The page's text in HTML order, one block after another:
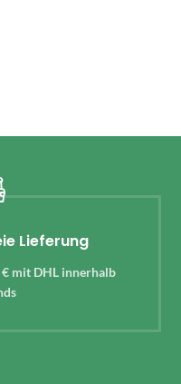
Lieferung
mit DHL innerhalb